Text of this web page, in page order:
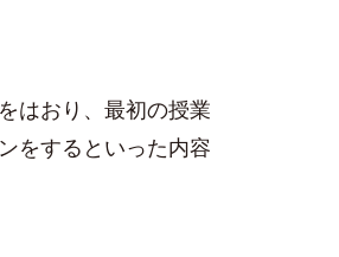
はおり、最初の授業
をするといった内容